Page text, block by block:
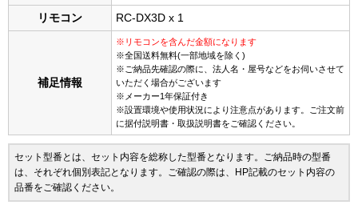
リモコン RC-DX3D x 1
補足情報
※リモコンを含んだ金額になります
※全国送料無料(一部地域を除く)
※ご納品先確認の際に、法人名・屋号などをお伺いさせて
いただく場合がございます
※メーカー1年保証付き
※設置環境や使用状況により注意点があります。ご注文前
に据付説明書・取扱説明書をご確認ください。
セット型番とは、セット内容を総称した型番となります。ご納品時の型番
は、それぞれ個別表記となります。ご確認の際は、HP記載のセット内容の
品番をご確認ください。